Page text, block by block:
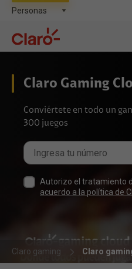
Claro Gaming
Conviértete en todo un
300 juegos
Autorizo el tratamiento
acuerdo a la política de
Claro gaming Claro